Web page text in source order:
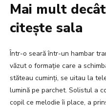
Mai mult
citește sala
Într-o seară într-un hambar
văzut o formație care a
stăteau cuminți, se uitau la
lumină pe parchet. Solistul a
copil ce melodie îi place, a